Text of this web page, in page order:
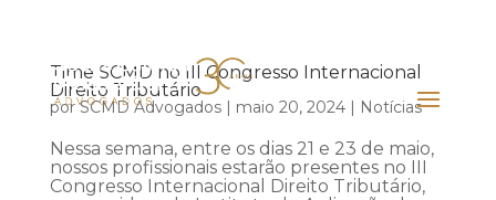
Time SCMD no III Congresso Internacional
Direito Tributário
porSCMD Advogados| maio 20, 2024| Notícias
Nessa semana, entre os dias 21 e 23 de maio,
nossos profissionais estarão presentes no III
Congresso Internacional Direito Tributário,